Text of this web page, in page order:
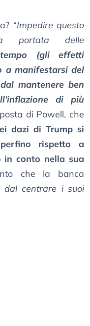
“Impedire questo
portata delle
(gli effetti
a manifestarsi del
dal mantenere ben
di più
di Powell, che
dazi di Trump si
rispetto a
in conto nella sua
che la banca
dal centrare i suoi